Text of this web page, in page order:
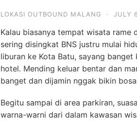
LOKASI OUTBOUND MALANG · JULY
Kalau biasanya tempat wisata rame
sering disingkat BNS justru mulai
liburan ke Kota Batu, sayang
hotel. Mending keluar bentar dan
banget dan dijamin nggak bikin
Begitu sampai di area parkiran,
warna-warni dari dalam kawasan